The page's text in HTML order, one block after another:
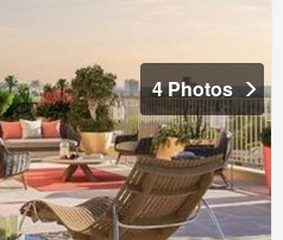
4 Photos